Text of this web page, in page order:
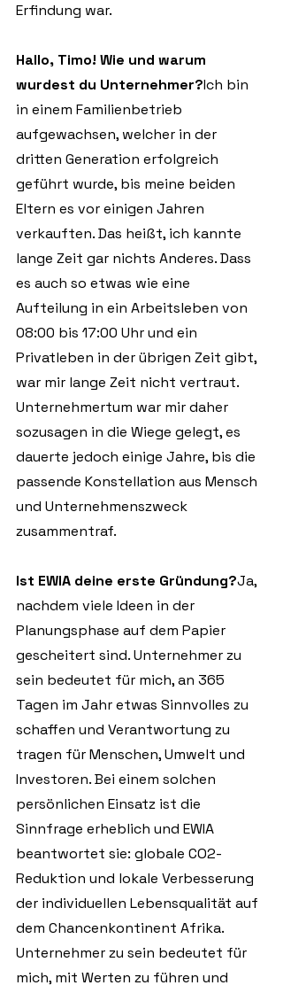
Erfindung war.
Hallo, Timo! Wie und warum
wurdest du Unternehmer?Ich bin
in einem Familienbetrieb
aufgewachsen, welcher in der
dritten Generation erfolgreich
geführt wurde, bis meine beiden
Eltern es vor einigen Jahren
verkauften. Das heißt, ich kannte
lange Zeit gar nichts Anderes. Dass
es auch so etwas wie eine
Aufteilung in ein Arbeitsleben von
08:00 bis 17:00 Uhr und ein
Privatleben in der übrigen Zeit gibt,
war mir lange Zeit nicht vertraut.
Unternehmertum war mir daher
sozusagen in die Wiege gelegt, es
dauerte jedoch einige Jahre, bis die
passende Konstellation aus Mensch
und Unternehmenszweck
zusammentraf.
Ist EWIA deine erste Gründung?Ja,
nachdem viele Ideen in der
Planungsphase auf dem Papier
gescheitert sind. Unternehmer zu
sein bedeutet für mich, an 365
Tagen im Jahr etwas Sinnvolles zu
schaffen und Verantwortung zu
tragen für Menschen, Umwelt und
Investoren. Bei einem solchen
persönlichen Einsatz ist die
Sinnfrage erheblich und EWIA
beantwortet sie: globale CO2-
Reduktion und lokale Verbesserung
der individuellen Lebensqualität auf
dem Chancenkontinent Afrika.
Unternehmer zu sein bedeutet für
mich, mit Werten zu führen und